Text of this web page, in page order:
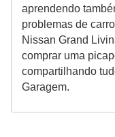
aprendendo
problemas de
Nissan Grand
comprar uma
compartilhando
Garagem.
n
u
t
e
n
ç